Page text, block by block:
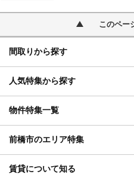
このペー
間取りから探す
人気特集から探す
物件特集一覧
前橋市のエリア特集
賃貸について知る